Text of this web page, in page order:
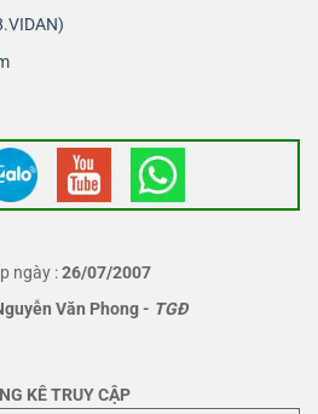
ngày :26/07/2007
Văn Phong- TGĐ
KÊ TRUY CẬP